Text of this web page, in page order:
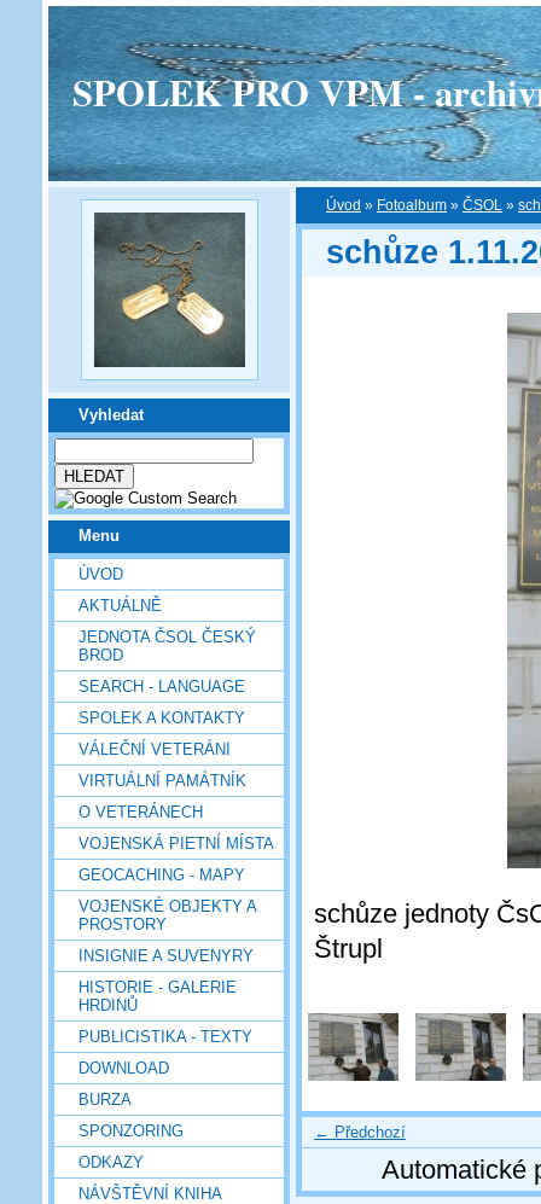
SPOLEK PRO VPM -
Vyhledat
Menu
ÚVOD
AKTUÁLNĚ
JEDNOTA ČSOL ČESKÝ
BROD
SEARCH - LANGUAGE
SPOLEK A KONTAKTY
VÁLEČNÍ VETERÁNI
VIRTUÁLNÍ PAMÁTNÍK
O VETERÁNECH
VOJENSKÁ PIETNÍ MÍSTA
GEOCACHING - MAPY
VOJENSKÉ OBJEKTY A
PROSTORY
INSIGNIE A SUVENYRY
HISTORIE - GALERIE
HRDINŮ
PUBLICISTIKA - TEXTY
DOWNLOAD
BURZA
SPONZORING
ODKAZY
NÁVŠTĚVNÍ KNIHA
Úvod » Fotoalbum » ČSOL »
schůze
schůze jednoty
Štrupl
← Předchozí
Automatické